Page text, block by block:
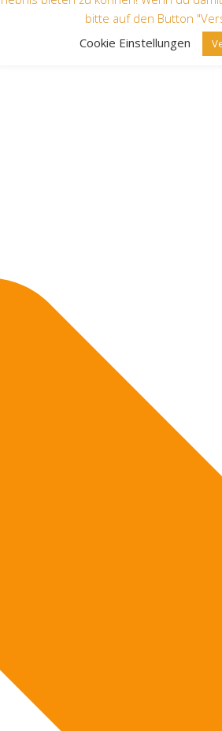
bitte auf den Button
Cookie Einstellungen